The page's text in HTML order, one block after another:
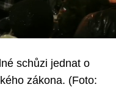
schůzi jednat o
zákona. (Foto: